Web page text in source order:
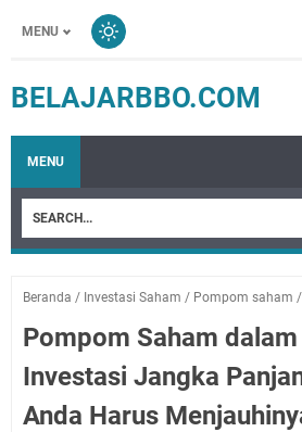
MENU
BELAJARBBO.COM
MENU
Beranda / Investasi Saham / Pompom saham /
Pompom Saham
Investasi Jangka
Anda Harus